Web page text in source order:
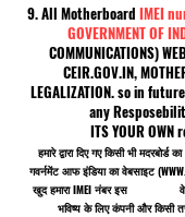
9. All Motherboard IMEI
GOVERNMENT OF
CEIR.GOV.IN,
LEGALIZATION. so in
any
ITS YOUR
हमारे द्वारा दिए गए किसी भी
गवर्नमेंट आफ इंडिया का वेबसाइट (
खुद हमारा IMEI नंबर इस
भविष्य के लिए कंपनी और किसी